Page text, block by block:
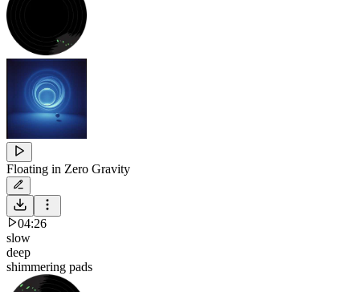
Floating in Zero Gravity
04:26
slow
deep
shimmering pads